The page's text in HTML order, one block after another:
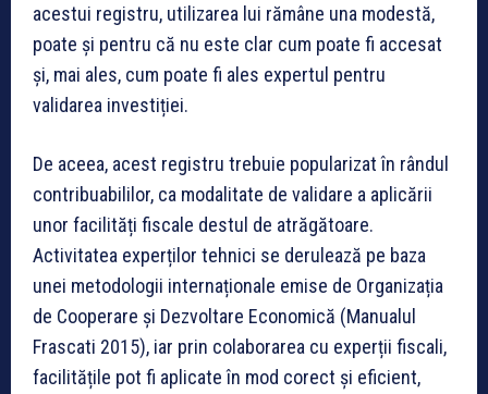
acestui registru, utilizarea lui rămâne una modestă,
poate și pentru că nu este clar cum poate fi accesat
și, mai ales, cum poate fi ales expertul pentru
validarea investiției.
De aceea, acest registru trebuie popularizat în rândul
contribuabililor, ca modalitate de validare a aplicării
unor facilități fiscale destul de atrăgătoare.
Activitatea experților tehnici se derulează pe baza
unei metodologii internaționale emise de Organizația
de Cooperare și Dezvoltare Economică (Manualul
Frascati 2015), iar prin colaborarea cu experții fiscali,
facilitățile pot fi aplicate în mod corect și eficient,